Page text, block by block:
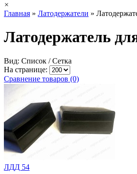
×
Главная » Латодержатели »
Латодержатель
Вид: Список /Сетка
На странице:
Сравнение товаров (0)
ЛДД 54